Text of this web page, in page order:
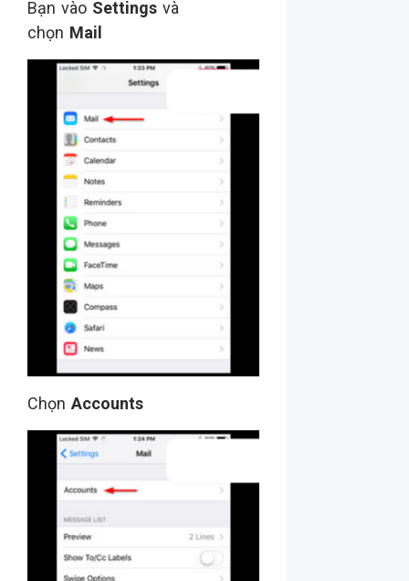
Bạn vào Settings và
chọn Mail
Chọn Accounts